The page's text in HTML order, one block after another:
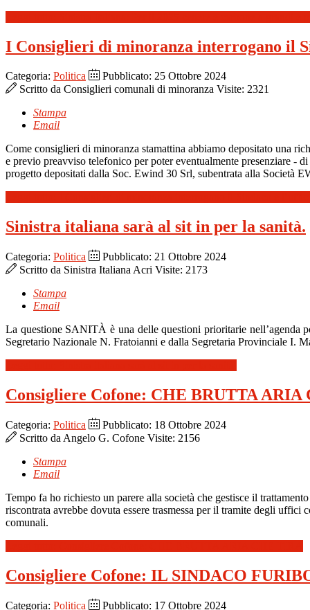
I Consiglieri di minoranza interrogano il
Categoria: Politica
Pubblicato: 25 Ottobre 2024
Scritto da Consiglieri comunali di minoranza Visite: 2321
Stampa
Email
Come consiglieri di minoranza stamattina abbiamo depositato una
e previo preavviso telefonico per poter eventualmente presenziare -
progetto depositati dalla Soc. Ewind 30 Srl, subentrata alla Società
Sinistra italiana sarà al sit in per la sanità.
Categoria: Politica
Pubblicato: 21 Ottobre 2024
Scritto da Sinistra Italiana Acri Visite: 2173
Stampa
Email
La questione SANITÀ è una delle questioni prioritarie nell’agenda
Segretario Nazionale N. Fratoianni e dalla Segretaria Provinciale I.
Consigliere Cofone: CHE BRUTTA ARIA
Categoria: Politica
Pubblicato: 18 Ottobre 2024
Scritto da Angelo G. Cofone Visite: 2156
Stampa
Email
Tempo fa ho richiesto un parere alla società che gestisce il
riscontrata avrebbe dovuta essere trasmessa per il tramite degli
comunali.
Consigliere Cofone: IL SINDACO
Categoria: Politica Pubblicato: 17 Ottobre 2024